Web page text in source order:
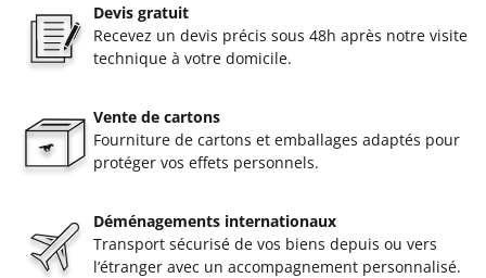
Devis gratuit
Recevez un devis précis sous 48h après notre visite
technique à votre domicile.
Vente de cartons
Fourniture de cartons et emballages adaptés pour
protéger vos effets personnels.
Déménagements internationaux
Transport sécurisé de vos biens depuis ou vers
l’étranger avec un accompagnement personnalisé.